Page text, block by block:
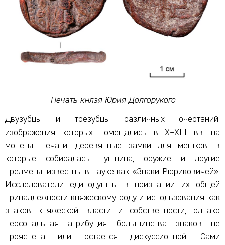
Печать князя Юрия Долгорукого
Двузубцы и трезубцы различных очертаний,
изображения которых помещались в X–XIII вв. на
монеты, печати, деревянные замки для мешков, в
которые собиралась пушнина, оружие и другие
предметы, известны в науке как «Знаки Рюриковичей».
Исследователи единодушны в признании их общей
принадлежности княжескому роду и использования как
знаков княжеской власти и собственности, однако
персональная атрибуция большинства знаков не
прояснена или остается дискуссионной. Сами